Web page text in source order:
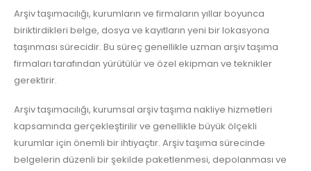
Arşiv taşımacılığı, kurumların ve firmaların yıllar boyunca
biriktirdikleri belge, dosya ve kayıtların yeni bir lokasyona
taşınması sürecidir. Bu süreç genellikle uzman arşiv taşıma
firmaları tarafından yürütülür ve özel ekipman ve teknikler
gerektirir.
Arşiv taşımacılığı, kurumsal arşiv taşıma nakliye hizmetleri
kapsamında gerçekleştirilir ve genellikle büyük ölçekli
kurumlar için önemli bir ihtiyaçtır. Arşiv taşıma sürecinde
belgelerin düzenli bir şekilde paketlenmesi, depolanması ve